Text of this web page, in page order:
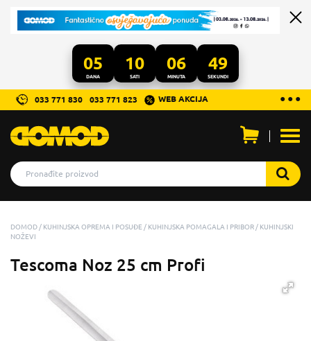
05
DANA
10
SATI
06
MINUTA
48
SEKUNDI
...
● ● ●
033 771 830 033 771 823 WEB AKCIJA
DOMOD KUHINJSKA OPREMA I POSUĐE KUHINJSKA POMAGALA I PRIBOR
KUHINJSKI
NOŽEVI
Tescoma Noz 25 cm Profi